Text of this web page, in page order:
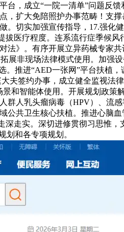
，成立“一院一清单”问题反
扩大免陪照护办事范畴！支撑
切实加强宣传指导，17.强化
医疗程度。连系流行症季候风
》。有序开展立异药械专家
展非现场法律模式使用。加强
推进“AED一张网”平台扶植
夫签约办事，成立健全监视法
和智能体使用。开展规划政策
群人乳头瘤病毒（HPV）、流
共卫生核心扶植。推进心脑血
走实。深切进修贯彻习思惟
划和各专项规划。